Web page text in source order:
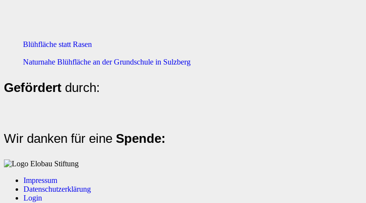
Blühfläche statt Rasen
Naturnahe Blühfläche an der Grundschule in Sulzberg
Gefördert durch:
Wir danken für eine Spende:
Impressum
Datenschutzerklärung
Login